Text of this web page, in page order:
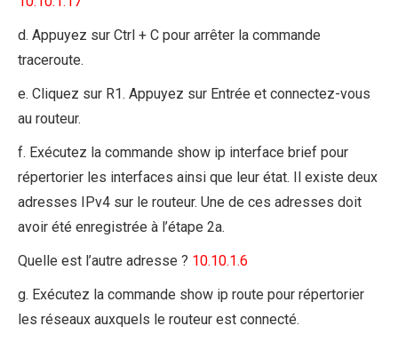
d. Appuyez sur Ctrl + C pour arrêter la commande
traceroute.
e. Cliquez sur R1. Appuyez sur Entrée et connectez-vous
au routeur.
f. Exécutez la commande show ip interface brief pour
répertorier les interfaces ainsi que leur état. Il existe deux
adresses IPv4 sur le routeur. Une de ces adresses doit
avoir été enregistrée à l’étape 2a.
Quelle est l’autre adresse ? 10.10.1.6
g. Exécutez la commande show ip route pour répertorier
les réseaux auxquels le routeur est connecté.